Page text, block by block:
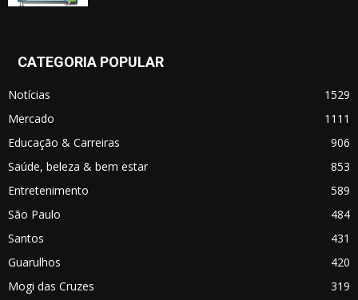
CATEGORIA POPULAR
Notícias
1529
Mercado
1111
Educação & Carreiras
906
Saúde, beleza & bem estar
853
Entretenimento
589
São Paulo
484
Santos
431
Guarulhos
420
Mogi das Cruzes
319